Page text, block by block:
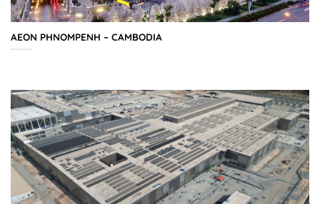
AEON PHNOMPENH – CAMBODIA